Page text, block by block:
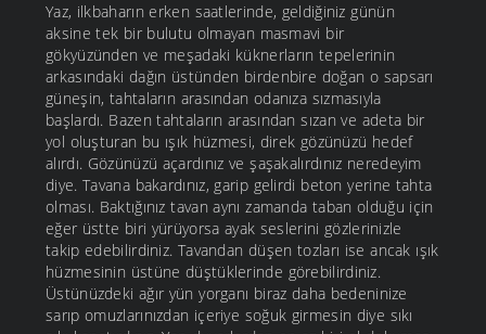
Yaz, ilkbaharın erken saatlerinde, geldiğiniz günün
aksine tek bir bulutu olmayan masmavi bir
gökyüzünden ve meşadaki küknerların tepelerinin
arkasındaki dağın üstünden birdenbire doğan o sapsarı
güneşin, tahtaların arasından odanıza sızmasıyla
başlardı. Bazen tahtaların arasından sızan ve adeta bir
yol oluşturan bu ışık hüzmesi, direk gözünüzü hedef
alırdı. Gözünüzü açardınız ve şaşakalırdınız neredeyim
diye. Tavana bakardınız, garip gelirdi beton yerine tahta
olması. Baktığınız tavan aynı zamanda taban olduğu için
eğer üstte biri yürüyorsa ayak seslerini gözlerinizle
takip edebilirdiniz. Tavandan düşen tozları ise ancak ışık
hüzmesinin üstüne düştüklerinde görebilirdiniz.
Üstünüzdeki ağır yün yorganı biraz daha bedeninize
sarıp omuzlarınızdan içeriye soğuk girmesin diye sıkı